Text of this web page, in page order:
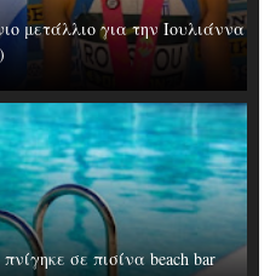
μετάλλιο για την Ιουλιάννα
σε πισίνα beach bar